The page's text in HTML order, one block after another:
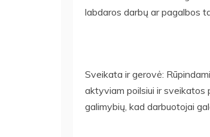
labdaros darbų ar pagalbos
Sveikata ir gerovė:
aktyviam poilsiui ir sveikatos
galimybių, kad darbuotojai